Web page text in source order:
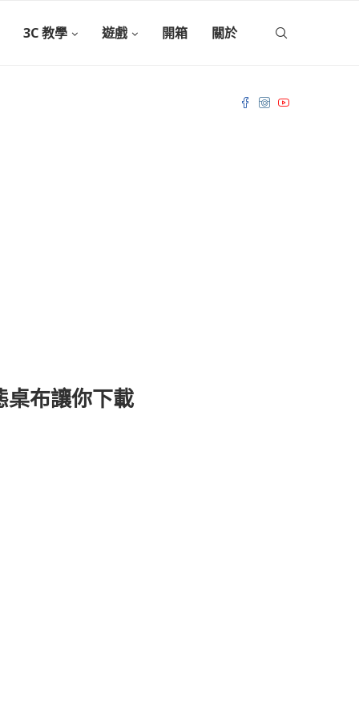
3C 教學 遊戲 開箱 關於
桌布讓你下載